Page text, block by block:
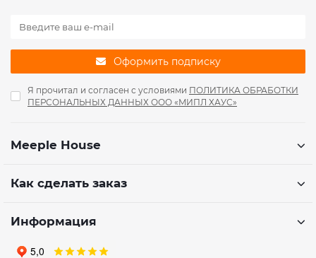
Оформить подписку
Я прочитал и согласен с условиями ПОЛИТИКА ОБРАБОТКИ
ПЕРСОНАЛЬНЫХ ДАННЫХ ООО «МИПЛ ХАУС»
Meeple House
Как сделать заказ
Информация